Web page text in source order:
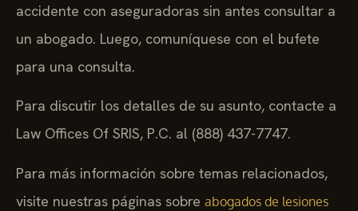
accidente con aseguradoras sin antes consultar a
un abogado. Luego, comuníquese con el bufete
para una consulta.
Para discutir los detalles de su asunto, contacte a
Law Offices Of SRIS, P.C. al (888) 437-7747.
Para más información sobre temas relacionados,
visite nuestras páginas sobre abogados de lesiones